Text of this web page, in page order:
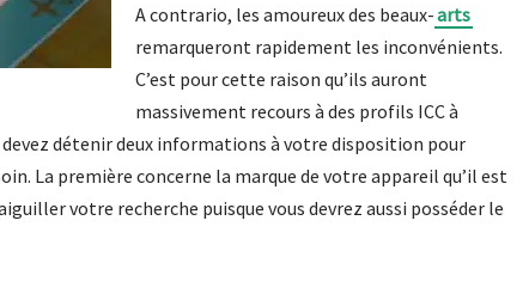
A contrario, les amoureux des beaux-arts
remarqueront rapidement les inconvénients.
C’est pour cette raison qu’ils auront
massivement recours à des profils ICC à
devez détenir deux informations à votre disposition pour
La première concerne la marque de votre appareil qu’il est
votre recherche puisque vous devrez aussi posséder le